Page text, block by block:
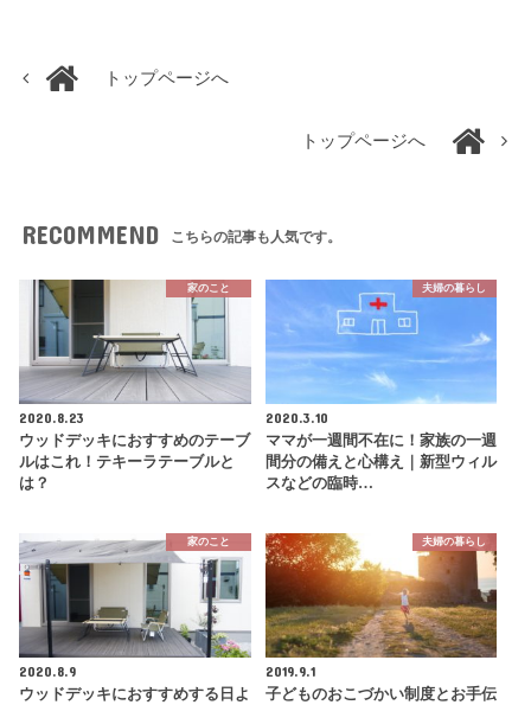
トップページへ
トップページへ
RECOMMEND こちらの記事も人気です。
家のこと
2020.8.23
ウッドデッキにおすすめのテーブ
ルはこれ！テキーラテーブルと
は？
夫婦の暮らし
2020.3.10
ママが一週間不在に！家族の一週
間分の備えと心構え｜新型ウィル
スなどの臨時…
家のこと
2020.8.9
ウッドデッキにおすすめする日よ
夫婦の暮らし
2019.9.1
子どものおこづかい制度とお手伝